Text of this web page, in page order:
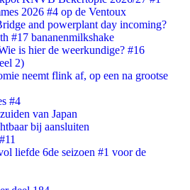
2026 #4 op de Ventoux
and powerplant day incoming?
#17 bananenmilkshake
is hier de weerkundige? #16
2)
neemt flink af, op een na grootse
#4
van Japan
bij aansluiten
liefde 6de seizoen #1 voor de